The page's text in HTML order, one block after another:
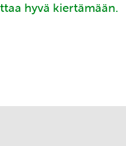
hyvä kiertämään.